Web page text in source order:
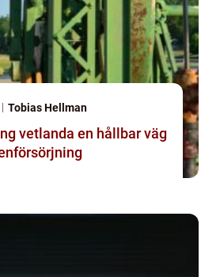
Tobias Hellman
en hållbar väg